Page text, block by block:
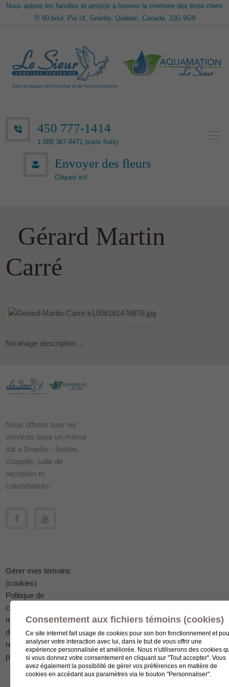
Nous aidons les familles et ami(e)s à honorer la mémoire des êtres chers
60 boul. Pie IX, Granby, Québec, Canada, J2G 9G9
450 777-1414
1 888 367-8471 (sans frais)
Envoyer des fleurs
Cliquez ici!
Gérard Martin
Carré
No image description ...
Nous offrons tous les
services sous un même
toit à Granby : Salons,
chapelle, salle de
réception et
columbarium.
Gérer mes témoins
(cookies)
Politique de
confidentialité en
matière
de protection des
renseignements
personnels
Consentement aux fichiers témoins (cookies)
Ce site internet fait usage de cookies pour son bon fonctionnement et
analyser votre interaction avec lui, dans le but de vous offrir une
expérience personnalisée et améliorée. Nous n'utiliserons des cookies
si vous donnez votre consentement en cliquant sur "Tout accepter". Vous
avez également la possibilité de gérer vos préférences en matière de
cookies en accédant aux paramètres via le bouton "Personnaliser".